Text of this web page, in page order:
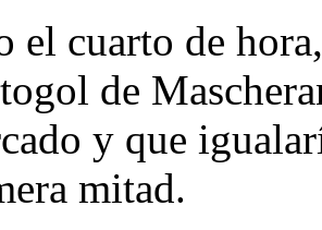
el cuarto de
de
y que
mitad.